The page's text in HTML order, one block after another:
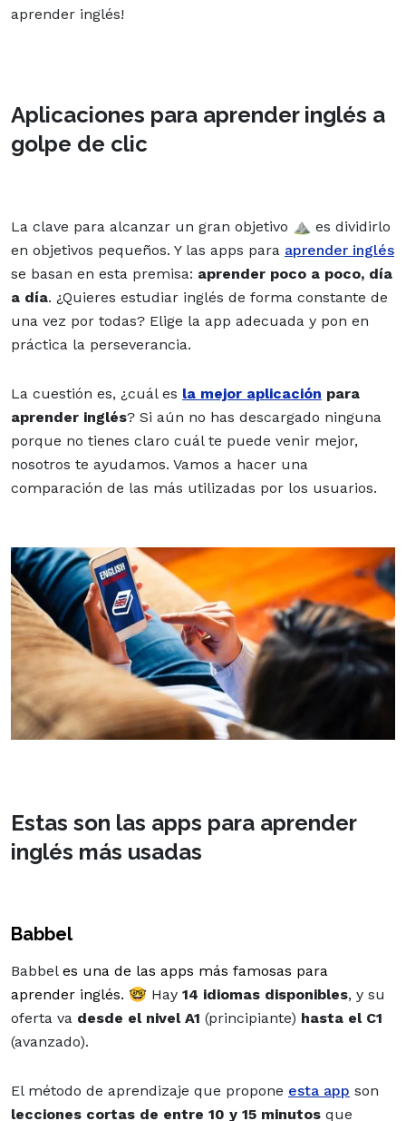
aprender inglés!
Aplicaciones para aprender inglés a
golpe de clic
La clave para alcanzar un gran objetivo ⛰️ es dividirlo
en objetivos pequeños. Y las apps para aprender inglés
se basan en esta premisa: aprender poco a poco, día
a día. ¿Quieres estudiar inglés de forma constante de
una vez por todas? Elige la app adecuada y pon en
práctica la perseverancia.
La cuestión es, ¿cuál es la mejor aplicación para
aprender inglés? Si aún no has descargado ninguna
porque no tienes claro cuál te puede venir mejor,
nosotros te ayudamos. Vamos a hacer una
comparación de las más utilizadas por los usuarios.
Estas son las apps para aprender
inglés más usadas
Babbel
Babbeles una de las apps más famosas para
aprender inglés. 🤓 Hay 14 idiomas disponibles, y su
oferta va desde el nivel A1 (principiante) hasta el C1
(avanzado).
El método de aprendizaje que propone esta app son
lecciones cortas de entre 10 y 15 minutos que